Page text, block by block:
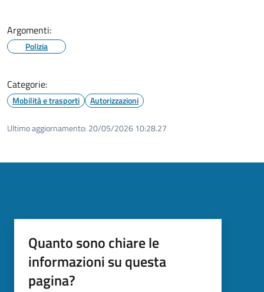
Argomenti:
Polizia
Categorie:
Mobilità e trasporti Autorizzazioni
Ultimo aggiornamento: 20/05/2026 10:28.27
Quanto sono chiare le
informazioni su questa
pagina?